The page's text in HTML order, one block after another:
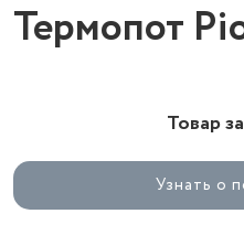
Термопот
Товар
Узнать о